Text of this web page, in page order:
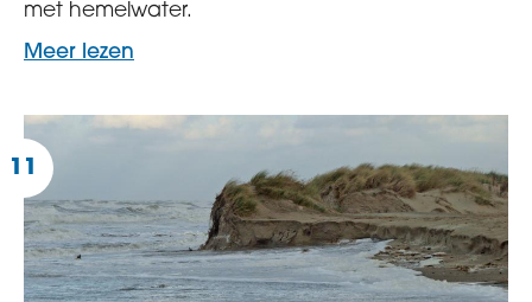
met hemelwater.
Meer lezen